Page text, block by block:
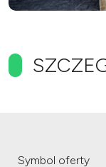
Symbol oferty